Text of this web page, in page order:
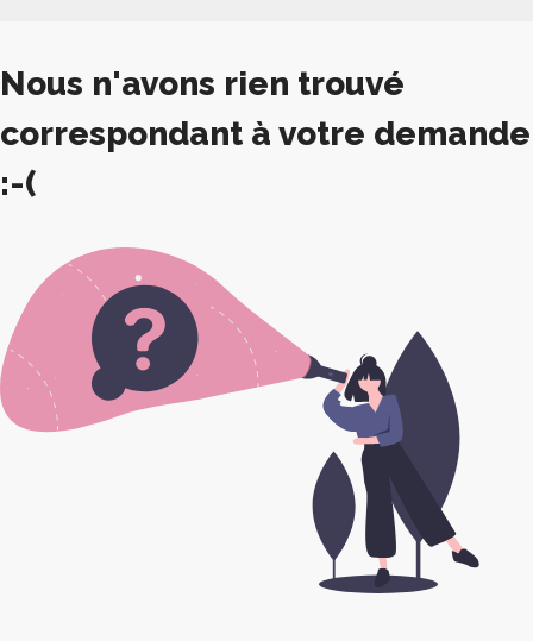
Nous n'avons rien trouvé
correspondant à votre demande
:-(